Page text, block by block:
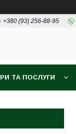
+380 (93) 256-88-95
ТА ПОСЛУГИ